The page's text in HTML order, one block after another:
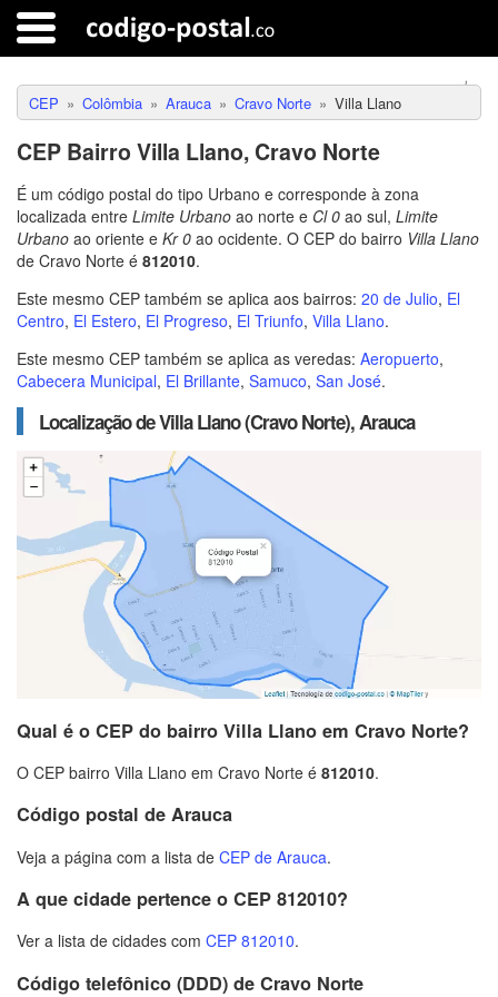
CEP Colômbia Arauca Cravo Norte Villa Llano
CEP Bairro Villa Llano, Cravo Norte
É um código postal do tipo Urbano e corresponde à zona
localizada entre Limite Urbano ao norte e Cl 0 ao sul, Limite
Urbano ao oriente e Kr 0 ao ocidente. O CEP do bairro Villa Llano
de Cravo Norte é 812010.
Este mesmo CEP também se aplica aos bairros: 20 de Julio, El
Centro, El Estero, El Progreso, El Triunfo, Villa Llano.
Este mesmo CEP também se aplica as veredas: Aeropuerto,
Cabecera Municipal, El Brillante, Samuco, San José.
Localização de Villa Llano (Cravo Norte), Arauca
Qual é o CEP do bairro Villa Llano em Cravo Norte?
O CEP bairro Villa Llano em Cravo Norte é 812010.
Código postal de Arauca
Veja a página com a lista de CEP de Arauca.
A que cidade pertence o CEP 812010?
Ver a lista de cidades com CEP 812010.
Código telefônico (DDD) de Cravo Norte